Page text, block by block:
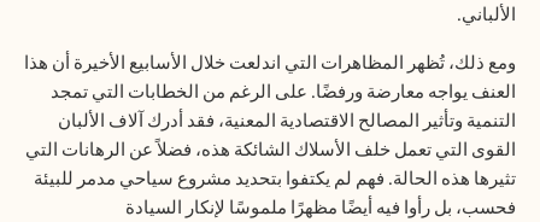
الألباني.
ومع ذلك، تُظهر المظاهرات التي اندلعت خلال الأسابيع الأخيرة أن هذا
العنف يواجه معارضة ورفضًا. على الرغم من الخطابات التي تمجد
التنمية وتأثير المصالح الاقتصادية المعنية، فقد أدرك آلاف الألبان
القوى التي تعمل خلف الأسلاك الشائكة هذه، فضلاً عن الرهانات التي
تثيرها هذه الحالة. فهم لم يكتفوا بتحديد مشروع سياحي مدمر للبيئة
فحسب، بل رأوا فيه أيضًا مظهرًا ملموسًا لإنكار السيادة